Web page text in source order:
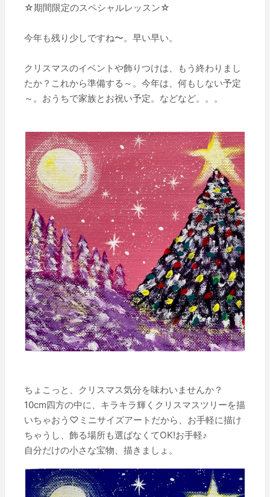
☆期間限定のスペシャルレッスン☆
今年も残り少しですね〜。早い早い。
クリスマスのイベントや飾りつけは、もう終わりまし
たか？これから準備する～。今年は、何もしない予定
～。おうちで家族とお祝い予定。などなど。。。
ちょこっと、クリスマス気分を味わいませんか？
10cm四方の中に、キラキラ輝くクリスマスツリーを描
いちゃおう♡ミニサイズアートだから、お手軽に描け
ちゃうし、飾る場所も選ばなくてOK!お手軽♪
自分だけの小さな宝物、描きましょ。